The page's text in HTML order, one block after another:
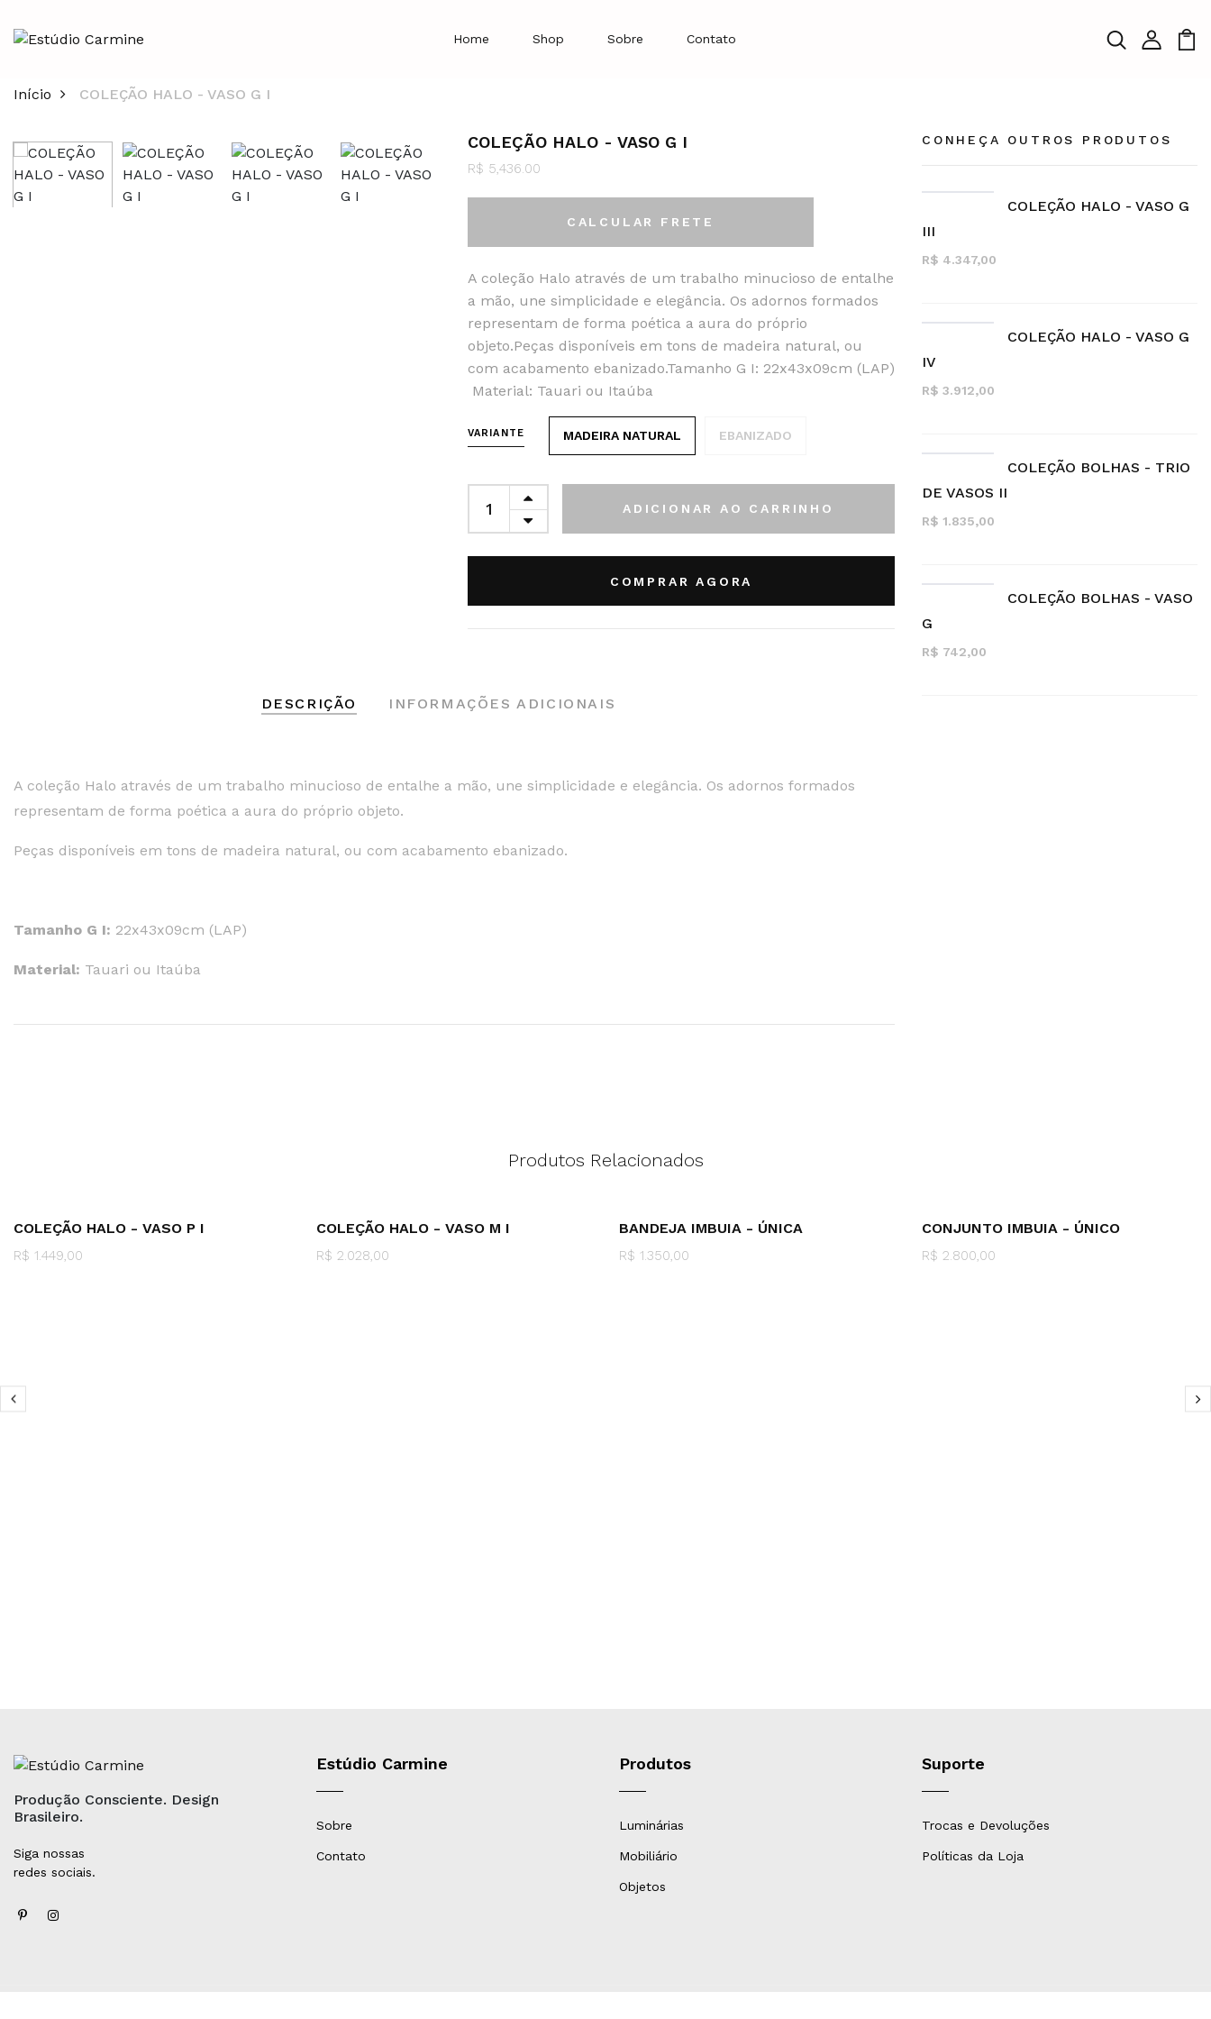
Home Shop Sobre Contato
Início COLEÇÃO HALO - VASO G I
CONHEÇA OUTROS PRODUTOS
COLEÇÃO HALO - VASO G
III
R$ 4.347,00
COLEÇÃO HALO - VASO G
IV
R$ 3.912,00
COLEÇÃO BOLHAS - TRIO
DE VASOS II
R$ 1.835,00
COLEÇÃO BOLHAS - VASO
G
R$ 742,00
COLEÇÃO HALO - VASO G I
R$ 5,436.00
CALCULAR FRETE
A coleção Halo através de um trabalho minucioso de entalhe
a mão, une simplicidade e elegância. Os adornos formados
representam de forma poética a aura do próprio
objeto.Peças disponíveis em tons de madeira natural, ou
com acabamento ebanizado.Tamanho G I: 22x43x09cm (LAP)
Material: Tauari ou Itaúba
VARIANTE MADEIRA NATURAL EBANIZADO
ADICIONAR AO CARRINHO
COMPRAR AGORA
DESCRIÇÃO INFORMAÇÕES ADICIONAIS
A coleção Halo através de um trabalho minucioso de entalhe a mão, une simplicidade e elegância. Os adornos formados
representam de forma poética a aura do próprio objeto.
Peças disponíveis em tons de madeira natural, ou com acabamento ebanizado.
Tamanho G I: 22x43x09cm (LAP)
Material: Tauari ou Itaúba
Produtos Relacionados
COLEÇÃO HALO - VASO P I
R$ 1.449,00
COLEÇÃO HALO - VASO M I
R$ 2.028,00
BANDEJA IMBUIA - ÚNICA
R$ 1.350,00
CONJUNTO IMBUIA - ÚNICO
R$ 2.800,00
Produção Consciente. Design
Brasileiro.
Siga nossas
redes sociais.
Estúdio Carmine
Sobre
Contato
Produtos
Luminárias
Mobiliário
Objetos
Suporte
Trocas e Devoluções
Políticas da Loja